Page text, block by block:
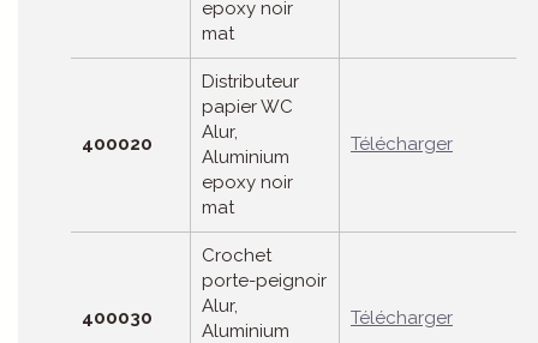
epoxy noir
mat
400020
Distributeur
papier WC
Alur,
Aluminium
epoxy noir
mat
Télécharger
400030
Crochet
porte-peignoir
Alur,
Aluminium
Télécharger